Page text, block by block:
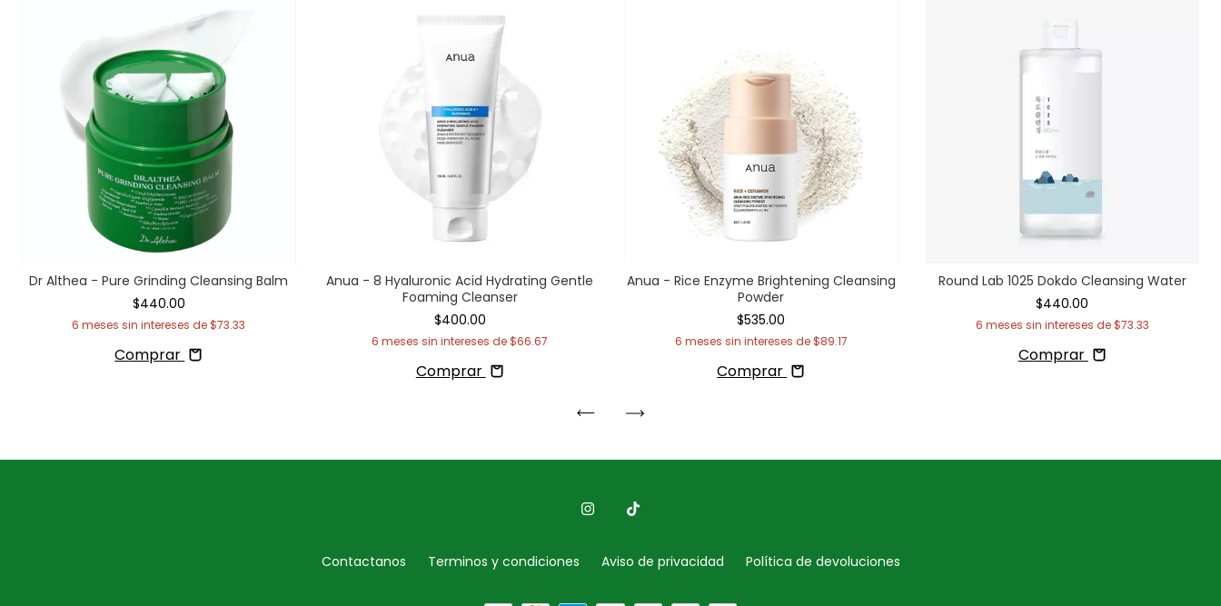
Dr Althea - Pure Grinding Cleansing Balm
$440.00
6 meses sin intereses de$73.33
Comprar
Anua - 8 Hyaluronic Acid Hydrating Gentle
Foaming Cleanser
$400.00
6 meses sin intereses de$66.67
Comprar
Anua - Rice Enzyme Brightening Cleansing
Powder
$535.00
6 meses sin intereses de$89.17
Comprar
Round Lab 1025 Dokdo Cleansing Water
$440.00
6 meses sin intereses de$73.33
Comprar
Contactanos Terminos y condiciones Aviso de privacidad Política de devoluciones